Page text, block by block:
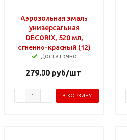
Аэрозольная эмаль
универсальная
DECORIX, 520 мл,
огненно-красный (12)
Достаточно
279.00руб/шт
В КОРЗИНУ